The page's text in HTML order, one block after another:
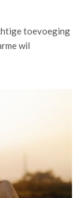
toevoeging
wil